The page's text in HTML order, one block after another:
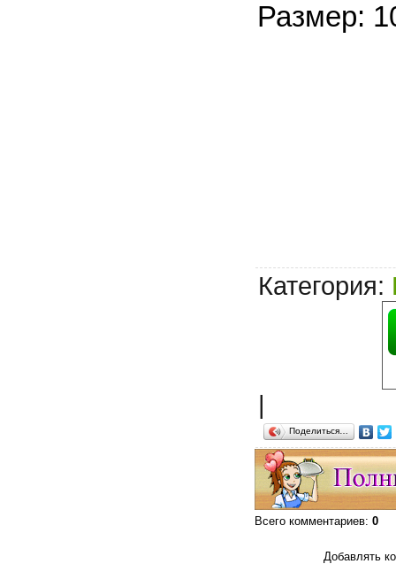
Размер:
Категория:
|
Поделиться…
Всего комментариев: 0
Добавлять